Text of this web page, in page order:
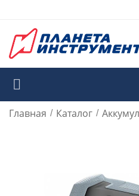
Главная / Каталог /